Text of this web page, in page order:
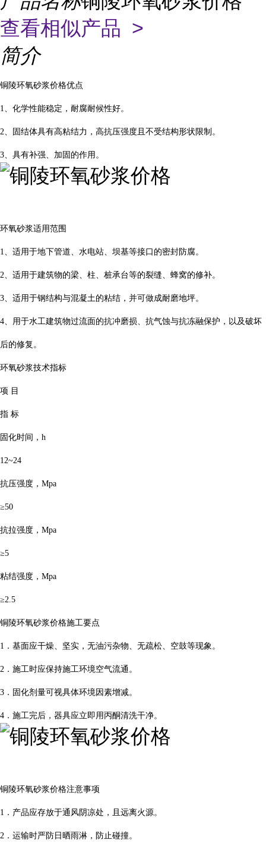
查看相似产品 >
简介
铜陵环氧砂浆价格优点
1、化学性能稳定，耐腐耐候性好。
2、固结体具有高粘结力，高抗压强度且不受结构形状限制。
3、具有补强、加固的作用。
环氧砂浆适用范围
1、适用于地下管道、水电站、坝基等接口的密封防腐。
2、适用于建筑物的梁、柱、桩承台等的裂缝、蜂窝的修补。
3、适用于钢结构与混凝土的粘结，并可做成耐磨地坪。
4、用于水工建筑物过流面的抗冲磨损、抗气蚀与抗冻融保护，以及破坏
后的修复。
环氧砂浆技术指标
项 目
指 标
固化时间，h
12~24
抗压强度，Mpa
≥50
抗拉强度，Mpa
≥5
粘结强度，Mpa
≥2.5
铜陵环氧砂浆价格施工要点
1．基面应干燥、坚实，无油污杂物、无疏松、空鼓等现象。
2．施工时应保持施工环境空气流通。
3．固化剂量可视具体环境因素增减。
4．施工完后，器具应立即用丙酮清洗干净。
铜陵环氧砂浆价格注意事项
1．产品应存放于通风阴凉处，且远离火源。
2．运输时严防日晒雨淋，防止碰撞。